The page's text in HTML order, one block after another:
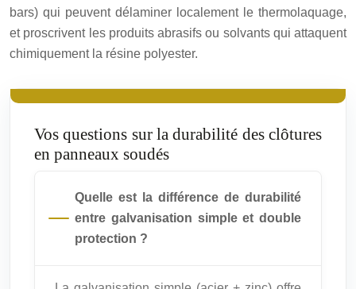
bars) qui peuvent délaminer localement le thermolaquage,
et proscrivent les produits abrasifs ou solvants qui attaquent
chimiquement la résine polyester.
Vos questions sur la durabilité des clôtures
en panneaux soudés
Quelle est la différence de durabilité
entre galvanisation simple et double
protection ?